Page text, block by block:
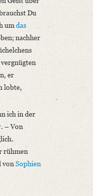
Du
umdas
nachher
er
lobte,
ich in der
. – Von
rühmen
vonSophien